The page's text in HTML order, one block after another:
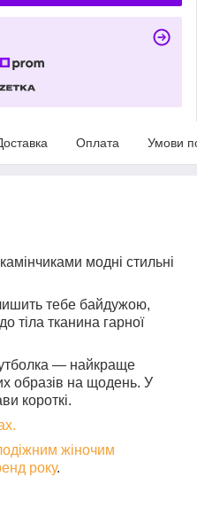
Оплата Умови
модні стильні
тебе байдужою,
тіла тканина гарної
— найкраще
образів на щодень. У
короткі.
жіночим
року.